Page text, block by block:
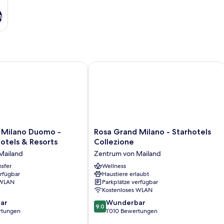
Duomo -
& Resorts
Duomo - Preferred Hotels & Resorts
Rosa
Grand
-
Starhotels
Collezione
Zentrum
von
Mailand
Rosa Grand Milano - Starhotels
Collezione
Zentrum von Mailand
Wellness
Haustiere erlaubt
Parkplätze verfügbar
Kostenloses WLAN
9.0
von
9.0 Wunderbar
1’010 Bewertungen
Rosa Grand Milano - Starhotels